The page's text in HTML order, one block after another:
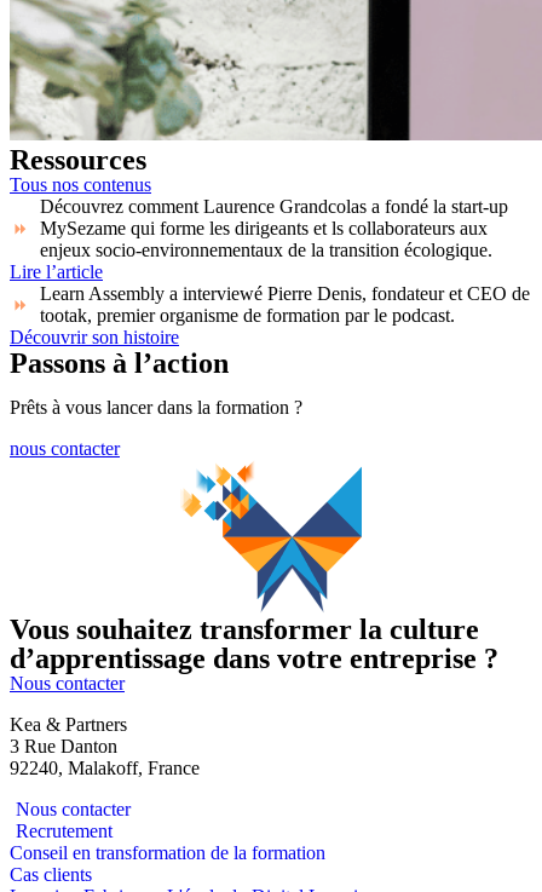
Ressources
Tous nos contenus
Découvrez comment Laurence Grandcolas a fondé la start-up
MySezame qui forme les dirigeants et ls collaborateurs aux
enjeux socio-environnementaux de la transition écologique.
Lire l’article
Learn Assembly a interviewé Pierre Denis, fondateur et CEO de
tootak, premier organisme de formation par le podcast.
Découvrir son histoire
Passons à l’action
Prêts à vous lancer dans la formation ?
nous contacter
Vous souhaitez transformer la culture
d’apprentissage dans votre entreprise ?
Nous contacter
Kea & Partners
3 Rue Danton
92240, Malakoff, France
Nous contacter
Recrutement
Conseil en transformation de la formation
Cas clients